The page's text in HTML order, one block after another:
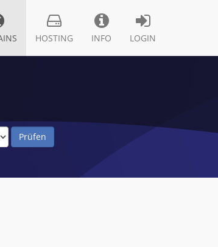
HOSTING INFO LOGIN